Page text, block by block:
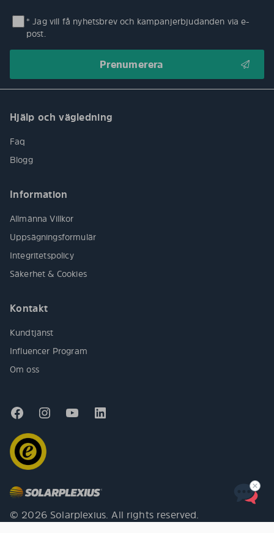
* Jag vill få nyhetsbrev och kampanjerbjudanden via e-
post.
Hjälp och vägledning
Faq
Blogg
Information
Allmänna Villkor
Uppsägningsformulär
Integritetspolicy
Säkerhet & Cookies
Kontakt
Kundtjänst
Influencer Program
Om oss
© 2026 Solarplexius. All rights reserved.